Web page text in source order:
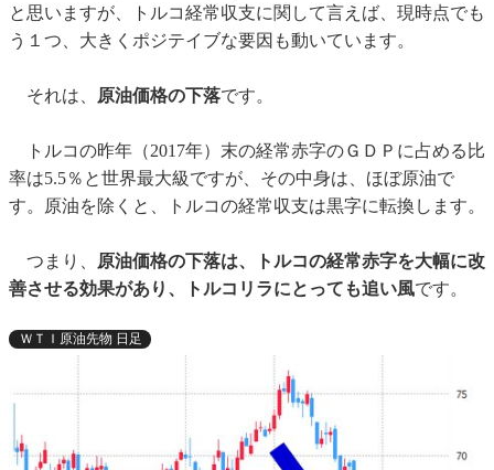
と思いますが、トルコ経常収支に関して言えば、現時点でも
う１つ、大きくポジテイブな要因も動いています。
それは、 原油価格の下落です。
トルコの昨年（2017年）末の経常赤字のＧＤＰに占める比
率は5.5％と世界最大級ですが、その中身は、ほぼ原油で
す。原油を除くと、トルコの経常収支は黒字に転換します。
つまり、
原油価格の下落は、トルコの経常赤字を大幅に改
善させる効果があり、トルコリラにとっても追い風です。
ＷＴＩ原油先物 日足